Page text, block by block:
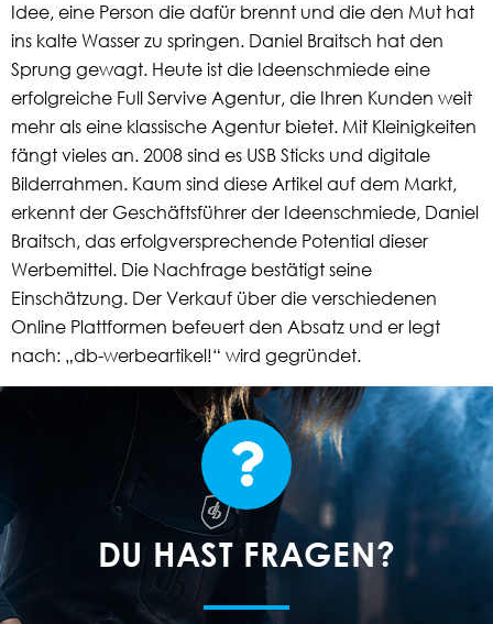
Idee, eine Person die dafür brennt und die den Mut hat
ins kalte Wasser zu springen. Daniel Braitsch hat den
Sprung gewagt. Heute ist die Ideenschmiede eine
erfolgreiche Full Servive Agentur, die Ihren Kunden weit
mehr als eine klassische Agentur bietet. Mit Kleinigkeiten
fängt vieles an. 2008 sind es USB Sticks und digitale
Bilderrahmen. Kaum sind diese Artikel auf dem Markt,
erkennt der Geschäftsführer der Ideenschmiede, Daniel
Braitsch, das erfolgversprechende Potential dieser
Werbemittel. Die Nachfrage bestätigt seine
Einschätzung. Der Verkauf über die verschiedenen
Online Plattformen befeuert den Absatz und er legt
nach: „db-werbeartikel!“ wird gegründet.
DU HAST FRAGEN?